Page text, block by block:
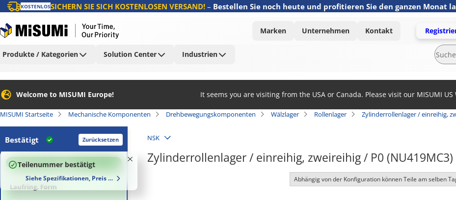
KOSTENLOSSICHERN SIE SICH KOSTENLOSEN VERSAND!– Bestellen Sie noch heute und profitieren Sie den ganzen Monat
Marken Unternehmen Kontakt
Produkte / Kategorien Solution Center Industrien
Welcome to MISUMI Europe! It seems you are visiting from the USA or Canada. Please visit our MISUMI US
MISUMI Startseite Mechanische Komponenten Drehbewegungskomponenten Wälzlager Rollenlager Zylinderrollenlager / einreihig,
Bestätigt Zurücksetzen
100%
Teilenummer bestätigt
Siehe Spezifikationen, Preis und Lieferzeiten
Laufring, Form
NSK
Zylinderrollenlager / einreihig, zweireihig / P0 (NU419MC3)
Abhängig von der Konfiguration können Teile am selben